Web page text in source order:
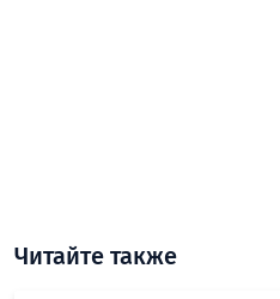
Читайте также